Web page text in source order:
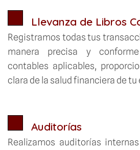
Llevanza de Libros
Registramos todas tus
manera precisa y
contables aplicables,
clara de la salud financiera de tu
Auditorías
Realizamos auditorías